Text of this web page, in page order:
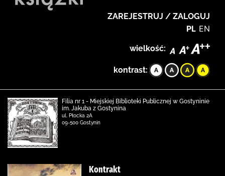
ZAREJESTRUJ / ZALOGUJ
PL EN
wielkość:
kontrast:
Filia nr 1 - Miejskiej Biblioteki Publicznej w Gostyninie
im. Jakuba z Gostynina
ul. Płocka 2A
09-500 Gostynin
Kontrakt